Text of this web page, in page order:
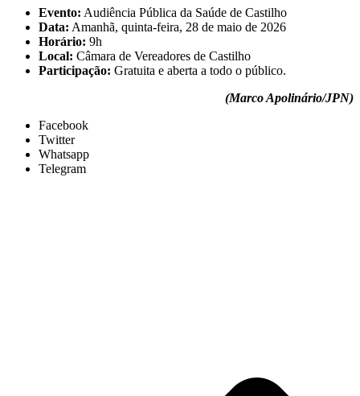
Evento: Audiência Pública da Saúde de Castilho
Data: Amanhã, quinta-feira, 28 de maio de 2026
Horário: 9h
Local: Câmara de Vereadores de Castilho
Participação: Gratuita e aberta a todo o público.
(Marco Apolinário/JPN)
Facebook
Twitter
Whatsapp
Telegram